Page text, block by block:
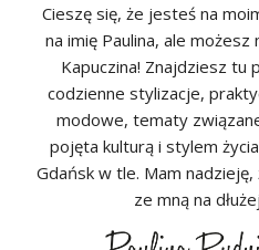
Cieszę się, że jesteś na
na imię Paulina, ale możesz
Kapuczina! Znajdziesz tu
codzienne stylizacje,
modowe, tematy
pojęta kulturą i stylem
Gdańsk w tle. Mam
ze mną na